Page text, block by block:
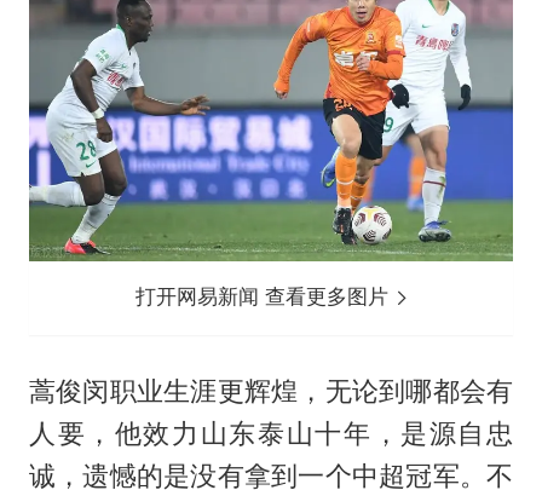
打开网易新闻 查看更多图片
蒿俊闵职业生涯更辉煌，无论到哪都会有
人要，他效力山东泰山十年，是源自忠
诚，遗憾的是没有拿到一个中超冠军。不